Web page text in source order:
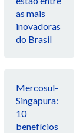
as mais
inovadoras
do Brasil
Mercosul-
Singapura:
10
benefícios